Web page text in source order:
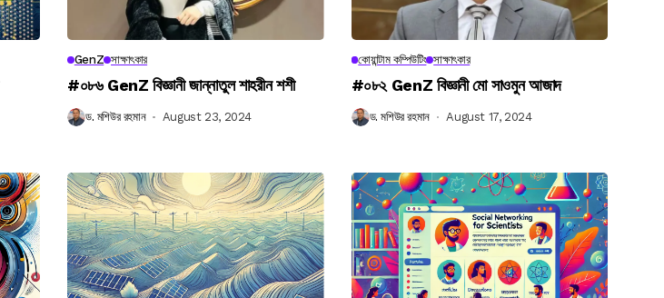
GenZ সাক্ষাৎকার
#০৮৬ GenZ বিজ্ঞানী জান্নাতুল শাহরীন শশী
ড. মশিউর রহমান August 23, 2024
কোয়ান্টাম কম্পিউটিং সাক্ষাৎকার
#০৮২ GenZ বিজ্ঞানী মো সাওমুন আজাদ
ড. মশিউর রহমান August 17, 2024